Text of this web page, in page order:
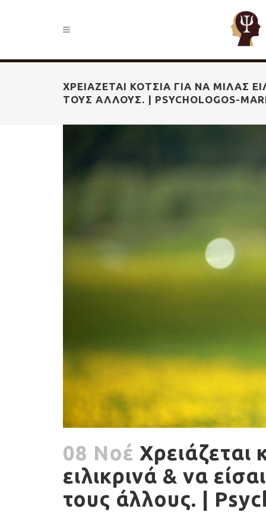
ΧΡΕΙΆΖΕΤΑΙ ΚΌΤΣΙΑ ΓΙΑ ΝΑ ΜΙΛΆΣ
ΤΟΥΣ ΆΛΛΟΥΣ. | PSYCHOLOGOS-
08 Νοέ Χρειάζεται
ειλικρινά & να
τους άλλους. |